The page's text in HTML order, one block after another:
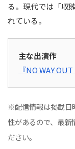
る。現代では「収
れている。
主な出演作
『NO WAY
※配信情報は掲載日
性があるので、最新
ださい。